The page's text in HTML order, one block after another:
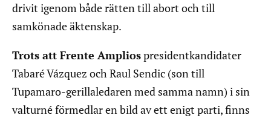
drivit igenom både rätten till abort och till
samkönade äktenskap.
Trots att Frente Ampliospresidentkandidater
Tabaré Vázquez och Raul Sendic (son till
Tupamaro-gerillaledaren med samma namn) i sin
valturné förmedlar en bild av ett enigt parti, finns